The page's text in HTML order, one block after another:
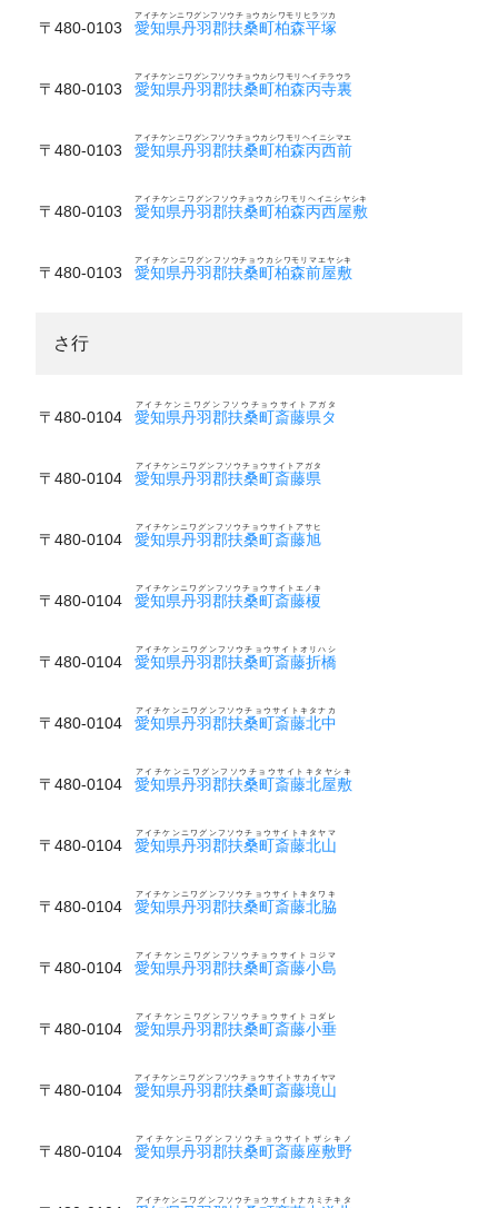
〒480-0103 愛知県丹羽郡扶桑町柏森平塚
アイチケンニワグンフソウチョウカシワモリヒラツカ
〒480-0103 愛知県丹羽郡扶桑町柏森丙寺裏
アイチケンニワグンフソウチョウカシワモリヘイテラウラ
〒480-0103 愛知県丹羽郡扶桑町柏森丙西前
アイチケンニワグンフソウチョウカシワモリヘイニシマエ
〒480-0103 愛知県丹羽郡扶桑町柏森丙西屋敷
アイチケンニワグンフソウチョウカシワモリヘイニシヤシキ
〒480-0103 愛知県丹羽郡扶桑町柏森前屋敷
アイチケンニワグンフソウチョウカシワモリマエヤシキ
さ行
〒480-0104 愛知県丹羽郡扶桑町斎藤県タ
アイチケンニワグンフソウチョウサイトアガタ
〒480-0104 愛知県丹羽郡扶桑町斎藤県
アイチケンニワグンフソウチョウサイトアガタ
〒480-0104 愛知県丹羽郡扶桑町斎藤旭
アイチケンニワグンフソウチョウサイトアサヒ
〒480-0104 愛知県丹羽郡扶桑町斎藤榎
アイチケンニワグンフソウチョウサイトエノキ
〒480-0104 愛知県丹羽郡扶桑町斎藤折橋
アイチケンニワグンフソウチョウサイトオリハシ
〒480-0104 愛知県丹羽郡扶桑町斎藤北中
アイチケンニワグンフソウチョウサイトキタナカ
〒480-0104 愛知県丹羽郡扶桑町斎藤北屋敷
アイチケンニワグンフソウチョウサイトキタヤシキ
〒480-0104 愛知県丹羽郡扶桑町斎藤北山
アイチケンニワグンフソウチョウサイトキタヤマ
〒480-0104 愛知県丹羽郡扶桑町斎藤北脇
アイチケンニワグンフソウチョウサイトキタワキ
〒480-0104 愛知県丹羽郡扶桑町斎藤小島
アイチケンニワグンフソウチョウサイトコジマ
〒480-0104 愛知県丹羽郡扶桑町斎藤小垂
アイチケンニワグンフソウチョウサイトコダレ
〒480-0104 愛知県丹羽郡扶桑町斎藤境山
アイチケンニワグンフソウチョウサイトサカイヤマ
〒480-0104 愛知県丹羽郡扶桑町斎藤座敷野
アイチケンニワグンフソウチョウサイトザシキノ
アイチケンニワグンフソウチョウサイトナカミチキタ